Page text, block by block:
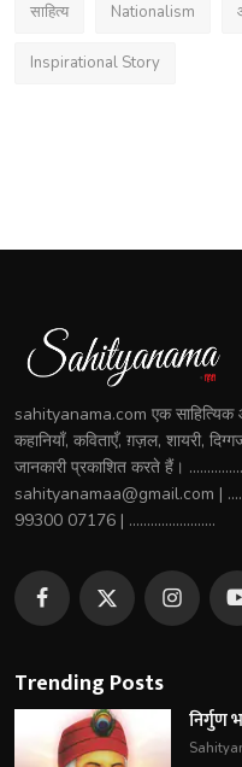
साहित्य Nationalism
Inspirational Story
sahityanama.com एक साहित्यिक
कहानियाँ, कविताएँ, ग़ज़ल, शायरी,
जानकारी प्रकाशित करते हैं।
sahityanamaa@gmail.com |
99300 07176 | ........................
Trending Posts
निर्गुण